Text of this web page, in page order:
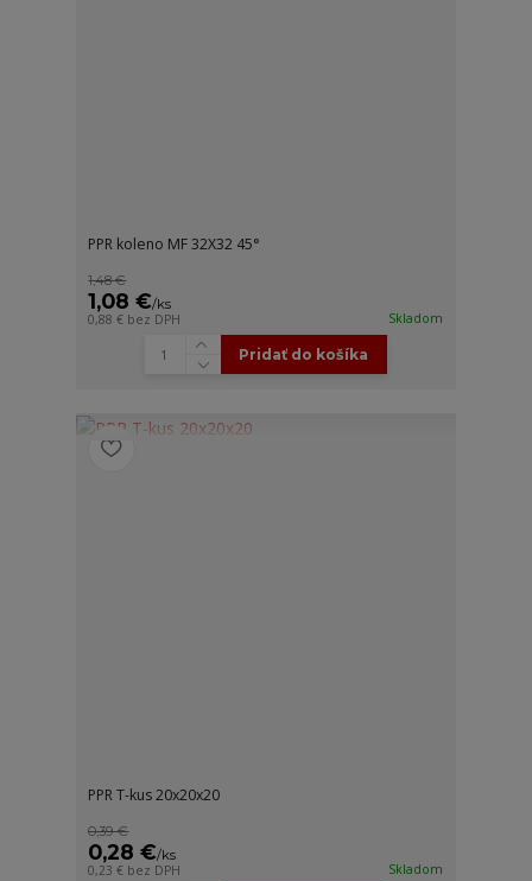
PPR koleno MF 32X32 45°
1,48 €
1,08 €/ks
0,88 € bez DPH Skladom
Pridať do košíka
PPR T-kus 20x20x20
0,39 €
0,28 €/ks
0,23 € bez DPH Skladom